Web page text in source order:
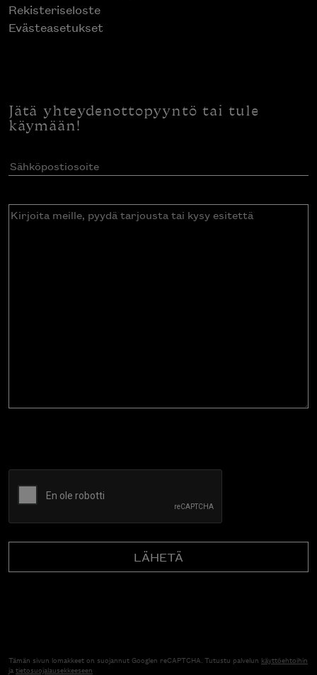
Rekisteriseloste
Evästeasetukset
Jätä yhteydenottopyyntö tai tule
käymään!
Sähköpostiosoite(Pakollinen)
Kirjoita
Tämän sivun lomakkeet on suojannut Googlen reCAPTCHA. Tutustu palvelun käyttöehtoihin
jatietosuojalausekkeeseen